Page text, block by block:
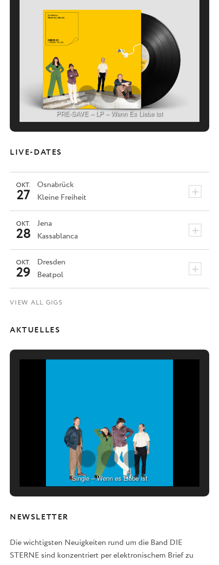
PRE-SAVE – LP – Wenn Es Liebe ist
LIVE-DATES
Osnabrück +
OKT.
27 Kleine Freiheit
Jena +
OKT.
28 Kassablanca
Dresden +
OKT.
29 Beatpol
VIEW ALL GIGS
AKTUELLES
Single – Wenn es Liebe ist
NEWSLETTER
Die wichtigsten Neuigkeiten rund um die Band DIE
STERNE sind konzentriert per elektronischem Brief zu